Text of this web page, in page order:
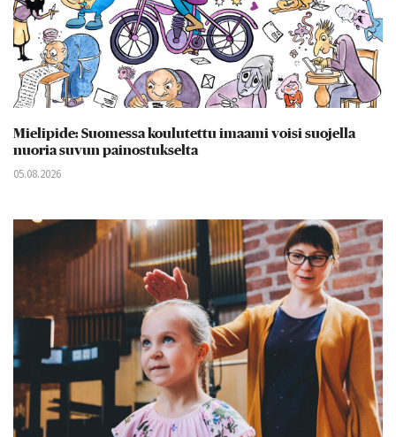
Mielipide: Suomessa koulutettu imaami voisi suojella
nuoria suvun painostukselta
05.08.2026